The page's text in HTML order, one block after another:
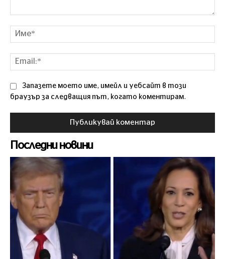
Запазете моето име, имейл и уебсайт в този
браузър за следващия път, когато коментирам.
Последни новини